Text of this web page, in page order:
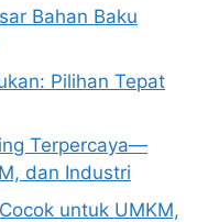
Bahan Baku
Pilihan Tepat
Terpercaya—
dan Industri
untuk UMKM,